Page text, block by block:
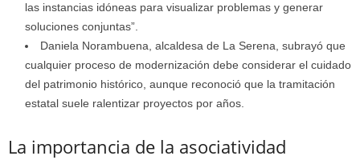
las instancias idóneas para visualizar problemas y generar
soluciones conjuntas”.
Daniela Norambuena, alcaldesa de La Serena, subrayó que
cualquier proceso de modernización debe considerar el cuidado
del patrimonio histórico, aunque reconoció que la tramitación
estatal suele ralentizar proyectos por años.
La importancia de la asociatividad